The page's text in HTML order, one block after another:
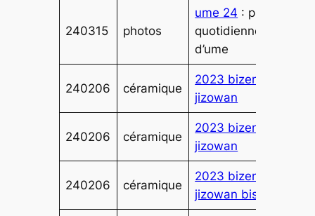
240315 photos
ume 24 : photos
quotidiennes
d’ume
240206 céramique
2023 bizen
jizowan
240206 céramique
2023 bizen petit
jizowan
240206 céramique
2023 bizen
jizowan biscotte